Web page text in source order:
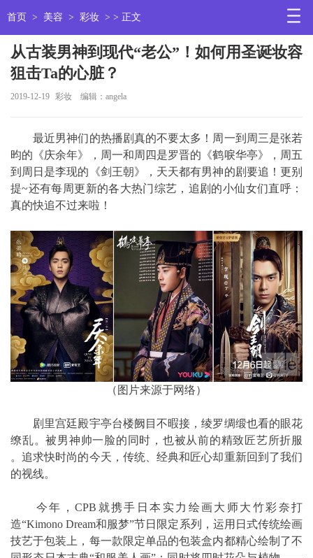
首页 > 美容 > 彩妆 > > 正文
从古装男神到现代“老公”！如何用圣诞妆容
狙击Ta的心脏？
2019-12-19 彩妆 编辑：angela
最近男神们的热播剧真的不要太多！周一到周三是张若
昀的《庆余年》，周一和周四是罗晋的《鹤唳华亭》，周五
到周日是李现的《剑王朝》，天天都有男神的剧要追！更别
提~还有每周更新的各大热门综艺，追剧的小仙女们直呼：
真的快追不过来啦！
（图片来源于网络）
剧里宫廷殿宇亭台楼阙目不暇接，绫罗绸缎也看的眼花
缭乱。被男神帅一脸的同时，也被从前的精致匠艺所折服
。追求快时尚的今天，传统、经典和匠心却重新回到了我们
的视线。
今年，CPB就携手日本实力绘画大师大竹彩奈打
造“Kimono Dream和服梦”节日限定系列，运用日式传统绘画
技艺于包装上，每一款限定单品的包装盒内都精心绘制了不